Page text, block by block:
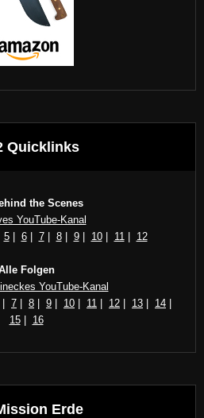
Quicklinks
the Scenes
YouTube-Kanal
5| 6| 7| 8| 9| 10| 11 | 12
Folgen
YouTube-Kanal
| 7 | 8 | 9 | 10 | 11 | 12 | 13 | 14 |
15| 16
Erde